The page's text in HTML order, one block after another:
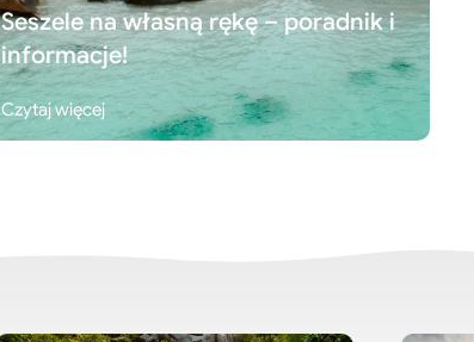
Seszele na własną rękę – poradnik i
informacje!
Czytaj więcej